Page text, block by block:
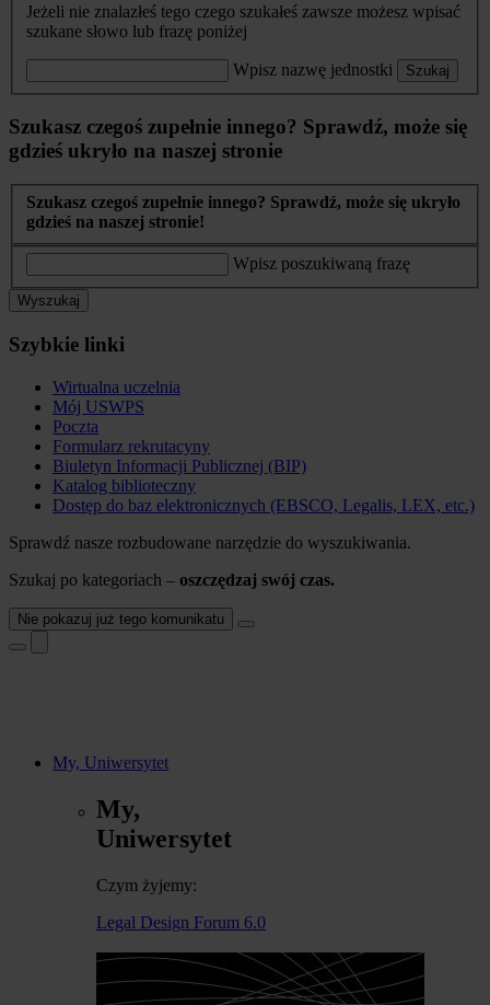
Jeżeli nie znalazłeś tego czego szukałeś zawsze możesz wpisać
szukane słowo lub frazę poniżej
Wpisz nazwę jednostki Szukaj
Szukasz czegoś zupełnie innego? Sprawdź, może się
gdzieś ukryło na naszej stronie
Szukasz czegoś zupełnie innego? Sprawdź, może się ukryło
gdzieś na naszej stronie!
Wpisz poszukiwaną frazę
Wyszukaj
Szybkie linki
Wirtualna uczelnia
Mój USWPS
Poczta
Formularz rekrutacyny
Biuletyn Informacji Publicznej (BIP)
Katalog biblioteczny
Dostęp do baz elektronicznych (EBSCO, Legalis, LEX, etc.)
Sprawdź nasze rozbudowane narzędzie do wyszukiwania.
Szukaj po kategoriach – oszczędzaj swój czas.
Nie pokazuj już tego komunikatu
My, Uniwersytet
My,
Uniwersytet
Czym żyjemy:
Legal Design Forum 6.0